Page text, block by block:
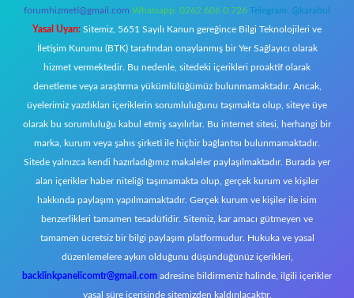
forumhizmeti@gmail.com Whatsapp: 0262 606 0 726 Telegram: @karabul
Yasal Uyarı: Sitemiz, 5651 Sayılı Kanun gereğince Bilgi Teknolojileri ve
İletişim Kurumu (BTK) tarafından onaylanmış bir Yer Sağlayıcı olarak
hizmet vermektedir. Bu nedenle, sitedeki içerikleri proaktif olarak
denetleme veya araştırma yükümlülüğümüz bulunmamaktadır. Ancak,
üyelerimiz yazdıkları içeriklerin sorumluluğunu taşımakta olup, siteye üye
olarak bu sorumluluğu kabul etmiş sayılırlar. Bu internet sitesi, herhangi bir
marka, kurum veya şahıs şirketi ile hiçbir bağlantısı bulunmamaktadır.
Sitede yalnızca kendi hazırladığımız makaleler paylaşılmaktadır. Burada yer
alan içerikler haber niteliği taşımamakta olup, gerçek kurum ve kişiler
hakkında paylaşım yapılmamaktadır. Gerçek kurum ve kişiler ile isim
benzerlikleri tamamen tesadüfidir. Sitemiz, kar amacı gütmeyen ve
tamamen ücretsiz bir bilgi paylaşım platformudur. Hukuka ve yasal
düzenlemelere aykırı olduğunu düşündüğünüz içerikleri,
backlinkpanelicomtr@gmail.com adresine bildirmeniz halinde, ilgili içerikler
yasal süre içerisinde sitemizden kaldırılacaktır.